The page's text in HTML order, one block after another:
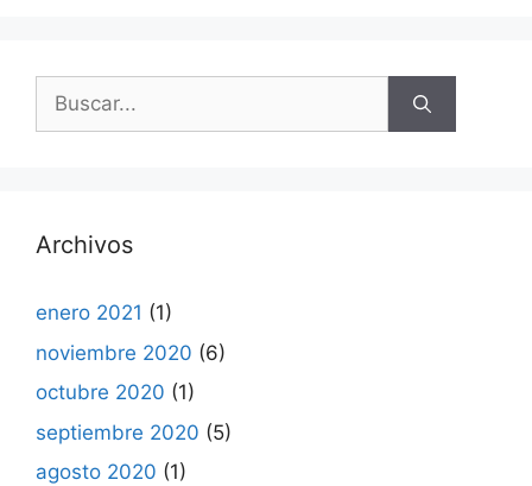
Buscar:
Archivos
enero 2021 (1)
noviembre 2020 (6)
octubre 2020 (1)
septiembre 2020 (5)
agosto 2020 (1)